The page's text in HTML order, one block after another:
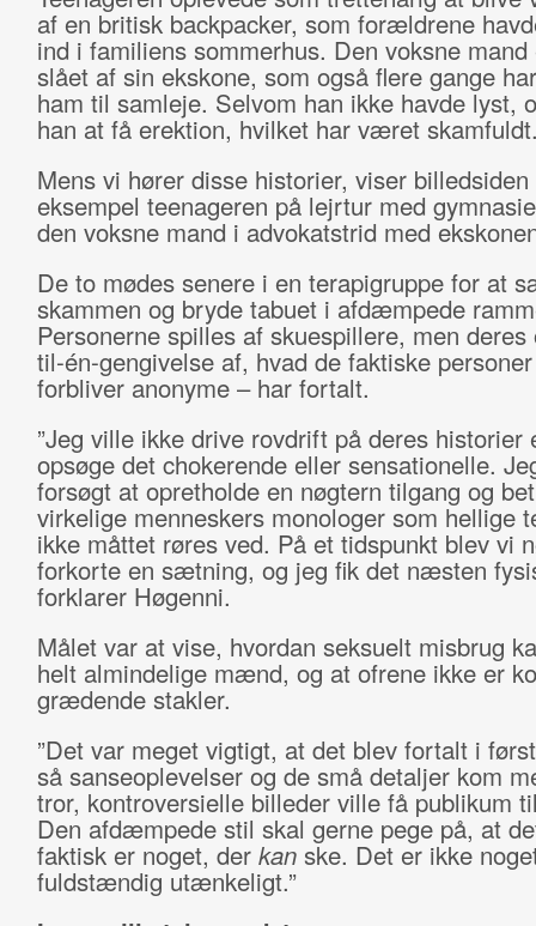
af en britisk backpacker, som forældrene
ind i familiens sommerhus. Den voksne mand
slået af sin ekskone, som også flere gange
ham til samleje. Selvom han ikke havde lyst,
han at få erektion, hvilket har været
Mens vi hører disse historier, viser billedsiden
eksempel teenageren på lejrtur med
den voksne mand i advokatstrid med
De to mødes senere i en terapigruppe for at
skammen og bryde tabuet i afdæmpede
Personerne spilles af skuespillere, men deres
til-én-gengivelse af, hvad de faktiske
forbliver anonyme – har fortalt.
”Jeg ville ikke drive rovdrift på deres historier
opsøge det chokerende eller sensationelle.
forsøgt at opretholde en nøgtern tilgang og
virkelige menneskers monologer som hellige
ikke måttet røres ved. På et tidspunkt blev vi
forkorte en sætning, og jeg fik det næsten
forklarer Høgenni.
Målet var at vise, hvordan seksuelt misbrug
helt almindelige mænd, og at ofrene ikke er
grædende stakler.
”Det var meget vigtigt, at det blev fortalt i
så sanseoplevelser og de små detaljer kom
tror, kontroversielle billeder ville få publikum
Den afdæmpede stil skal gerne pege på, at
faktisk er noget, der kanske. Det er ikke
fuldstændig utænkeligt.”